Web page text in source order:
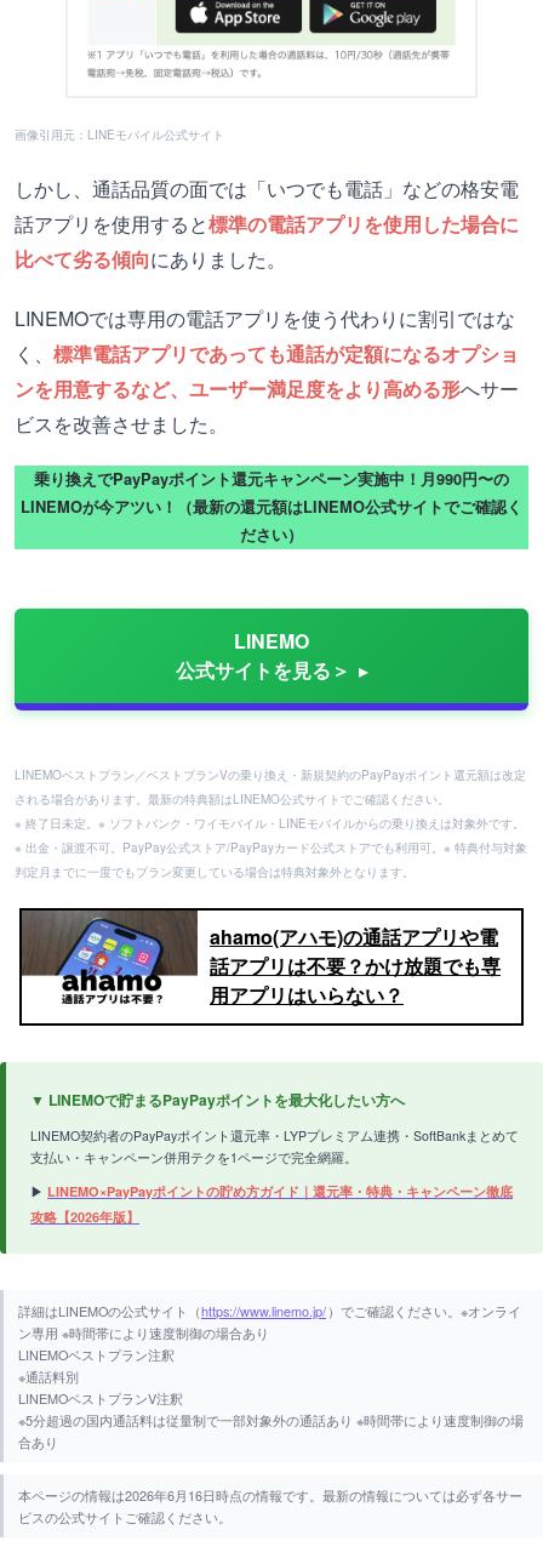
画像引用元：LINEモバイル公式サイト
しかし、通話品質の面では「いつでも電話」などの格安電
話アプリを使用すると標準の電話アプリを使用した場合に
比べて劣る傾向にありました。
LINEMOでは専用の電話アプリを使う代わりに割引ではな
く、 標準電話アプリであっても通話が定額になるオプショ
ンを用意するなど、ユーザー満足度をより高める形へサー
ビスを改善させました。
乗り換えでPayPayポイント還元キャンペーン実施中！月990円〜の
LINEMOが今アツい！（最新の還元額はLINEMO公式サイトでご確認く
ださい）
LINEMO
公式サイトを見る＞
LINEMOベストプラン／ベストプランVの乗り換え・新規契約のPayPayポイント還元額は改定
される場合があります。最新の特典額はLINEMO公式サイトでご確認ください。
※ 終了日未定。※ ソフトバンク・ワイモバイル・LINEモバイルからの乗り換えは対象外です。
※ 出金・譲渡不可。PayPay公式ストア/PayPayカード公式ストアでも利用可。※ 特典付与対象
判定月までに一度でもプラン変更している場合は特典対象外となります。
ahamo(アハモ)の通話アプリや電
話アプリは不要？かけ放題でも専
用アプリはいらない？
▼ LINEMOで貯まるPayPayポイントを最大化したい方へ
LINEMO契約者のPayPayポイント還元率・LYPプレミアム連携・SoftBankまとめて
支払い・キャンペーン併用テクを1ページで完全網羅。
▶ LINEMO×PayPayポイントの貯め方ガイド｜還元率・特典・キャンペーン徹底
攻略【2026年版】
詳細はLINEMOの公式サイト（https://www.linemo.jp/）でご確認ください。※オンライ
ン専用 ※時間帯により速度制御の場合あり
LINEMOベストプラン注釈
※通話料別
LINEMOベストプランV注釈
※5分超過の国内通話料は従量制で一部対象外の通話あり ※時間帯により速度制御の場
合あり
本ページの情報は2026年6月16日時点の情報です。最新の情報については必ず各サー
ビスの公式サイトご確認ください。